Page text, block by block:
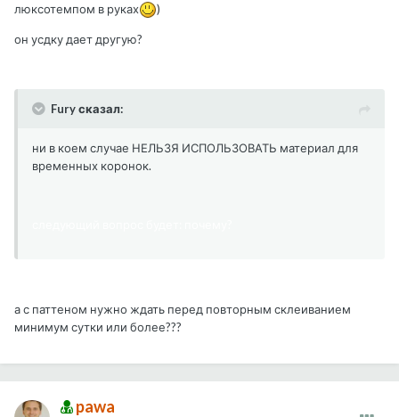
люксотемпом в руках
)
он усдку дает другую?
Fury сказал:
ни в коем случае НЕЛЬЗЯ ИСПОЛЬЗОВАТЬ материал для
временных коронок.
а с паттеном нужно ждать перед повторным склеиванием
минимум сутки или более???
pawa